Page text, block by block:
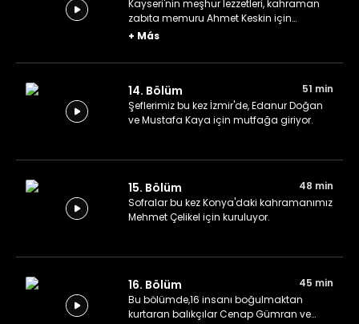
Kayseri'nin meşhur lezzetleri, kahraman
zabıta memuru Ahmet Keskin için
yapılıyor.
+ Más
14. Bölüm
51 min
Şeflerimiz bu kez İzmir'de, Edanur Doğan
ve Mustafa Kaya için mutfağa giriyor.
15. Bölüm
48 min
Sofralar bu kez Konya'daki kahramanımız
Mehmet Çelikel için kuruluyor.
16. Bölüm
45 min
Bu bölümde,16 insanı boğulmaktan
kurtaran balıkçılar Cenap Gümran ve